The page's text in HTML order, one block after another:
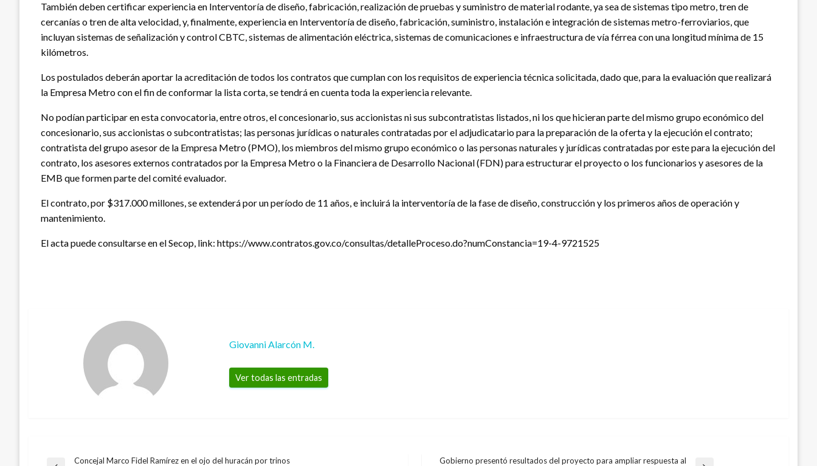
También deben certificar experiencia en Interventoría de diseño, fabricación, realización de pruebas y suministro de material rodante, ya sea de sistemas tipo metro, tren de
cercanías o tren de alta velocidad, y, finalmente, experiencia en Interventoría de diseño, fabricación, suministro, instalación e integración de sistemas metro-ferroviarios, que
incluyan sistemas de señalización y control CBTC, sistemas de alimentación eléctrica, sistemas de comunicaciones e infraestructura de vía férrea con una longitud mínima de 15
kilómetros.
Los postulados deberán aportar la acreditación de todos los contratos que cumplan con los requisitos de experiencia técnica solicitada, dado que, para la evaluación que realizará
la Empresa Metro con el fin de conformar la lista corta, se tendrá en cuenta toda la experiencia relevante.
No podían participar en esta convocatoria, entre otros, el concesionario, sus accionistas ni sus subcontratistas listados, ni los que hicieran parte del mismo grupo económico del
concesionario, sus accionistas o subcontratistas; las personas jurídicas o naturales contratadas por el adjudicatario para la preparación de la oferta y la ejecución el contrato;
contratista del grupo asesor de la Empresa Metro (PMO), los miembros del mismo grupo económico o las personas naturales y jurídicas contratadas por este para la ejecución del
contrato, los asesores externos contratados por la Empresa Metro o la Financiera de Desarrollo Nacional (FDN) para estructurar el proyecto o los funcionarios y asesores de la
EMB que formen parte del comité evaluador.
El contrato, por $317.000 millones, se extenderá por un período de 11 años, e incluirá la interventoría de la fase de diseño, construcción y los primeros años de operación y
mantenimiento.
El acta puede consultarse en el Secop, link: https://www.contratos.gov.co/consultas/detalleProceso.do?numConstancia=19-4-9721525
Giovanni Alarcón M.
Ver todas las entradas
Concejal Marco Fidel Ramírez en el ojo del huracán por trinos
Gobierno presentó resultados del proyecto para ampliar respuesta al